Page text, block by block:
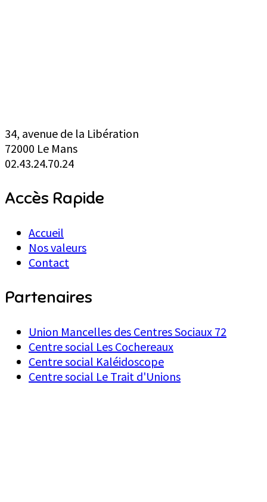
34, avenue de la Libération
72000 Le Mans
02.43.24.70.24
Accès Rapide
Accueil
Nos valeurs
Contact
Partenaires
Union Mancelles des Centres Sociaux 72
Centre social Les Cochereaux
Centre social Kaléidoscope
Centre social Le Trait d'Unions